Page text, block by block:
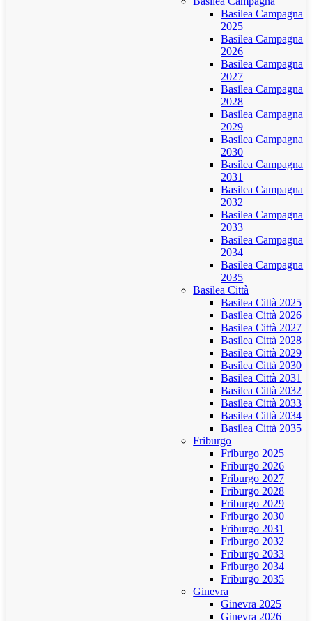
Basilea Campagna
2025
Basilea Campagna
2026
Basilea Campagna
2027
Basilea Campagna
2028
Basilea Campagna
2029
Basilea Campagna
2030
Basilea Campagna
2031
Basilea Campagna
2032
Basilea Campagna
2033
Basilea Campagna
2034
Basilea Campagna
2035
Basilea Città
Basilea Città 2025
Basilea Città 2026
Basilea Città 2027
Basilea Città 2028
Basilea Città 2029
Basilea Città 2030
Basilea Città 2031
Basilea Città 2032
Basilea Città 2033
Basilea Città 2034
Basilea Città 2035
Friburgo
Friburgo 2025
Friburgo 2026
Friburgo 2027
Friburgo 2028
Friburgo 2029
Friburgo 2030
Friburgo 2031
Friburgo 2032
Friburgo 2033
Friburgo 2034
Friburgo 2035
Ginevra
Ginevra 2025
Ginevra 2026